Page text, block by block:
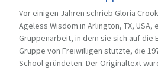
Vor einigen Jahren schrieb Gloria
Ageless Wisdom in Arlington, TX, USA,
Gruppenarbeit, in dem sie sich auf die
Gruppe von Freiwilligen stützte, die
School gründeten. Der Originaltext